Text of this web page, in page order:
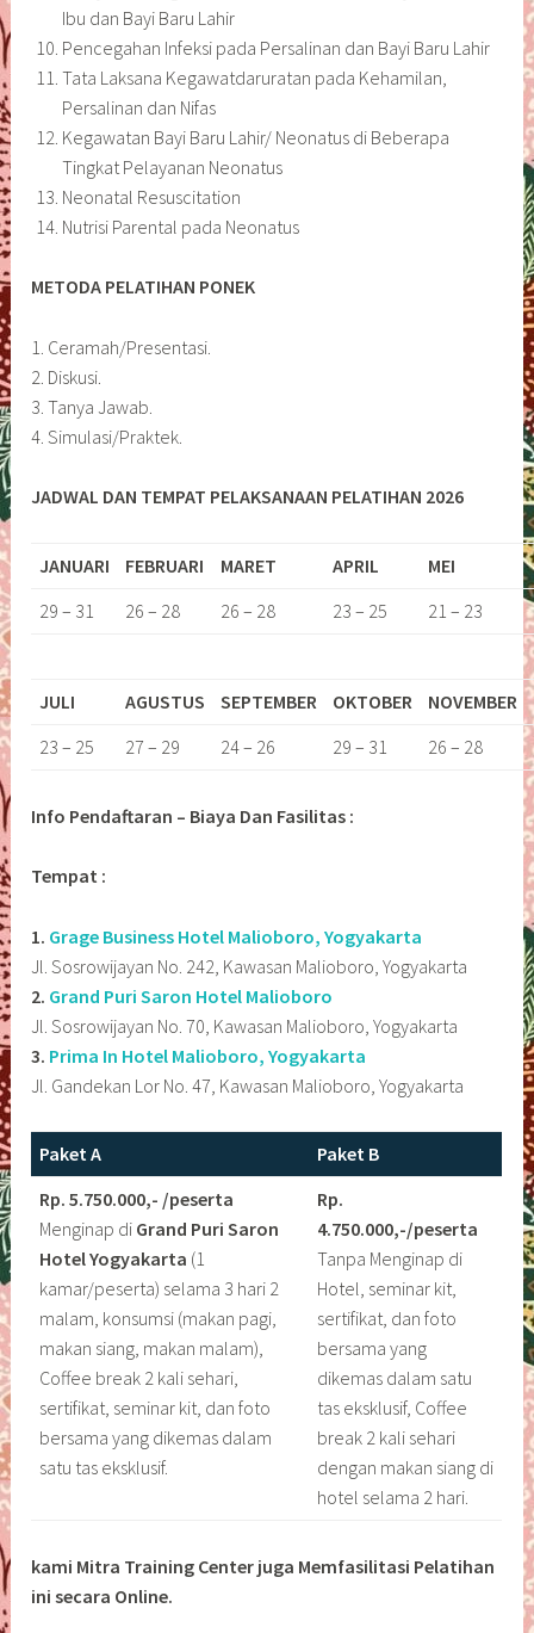
Ibu dan Bayi Baru Lahir
Pencegahan Infeksi pada Persalinan dan Bayi Baru Lahir
Tata Laksana Kegawatdaruratan pada Kehamilan,
Persalinan dan Nifas
Kegawatan Bayi Baru Lahir/ Neonatus di Beberapa
Tingkat Pelayanan Neonatus
Neonatal Resuscitation
Nutrisi Parental pada Neonatus
METODA PELATIHAN PONEK
1. Ceramah/Presentasi.
2. Diskusi.
3. Tanya Jawab.
4. Simulasi/Praktek.
JADWAL DAN TEMPAT PELAKSANAAN PELATIHAN 2026
JANUARI FEBRUARI MARET APRIL MEI
29 – 31
26 – 28 26 – 28 23 – 25 21 – 23
JULI AGUSTUS SEPTEMBER OKTOBER NOVEMBER
23 – 25
27 – 29 24 – 26 29 – 31 26 – 28
Info Pendaftaran – Biaya Dan Fasilitas :
Tempat :
1. Grage Business Hotel Malioboro, Yogyakarta
Jl. Sosrowijayan No. 242, Kawasan Malioboro, Yogyakarta
2. Grand Puri Saron Hotel Malioboro
Jl. Sosrowijayan No. 70, Kawasan Malioboro, Yogyakarta
3. Prima In Hotel Malioboro, Yogyakarta
Jl. Gandekan Lor No. 47, Kawasan Malioboro, Yogyakarta
Paket A
Paket B
Rp. 5.750.000,- /peserta
Menginap di Grand Puri Saron
Hotel Yogyakarta (1
kamar/peserta) selama 3 hari 2
malam, konsumsi (makan pagi,
makan siang, makan malam),
Coffee break 2 kali sehari,
sertifikat, seminar kit, dan foto
bersama yang dikemas dalam
satu tas eksklusif.
Rp.
4.750.000,-/peserta
Tanpa Menginap di
Hotel, seminar kit,
sertifikat, dan foto
bersama yang
dikemas dalam satu
tas eksklusif, Coffee
break 2 kali sehari
dengan makan siang di
hotel selama 2 hari.
kami Mitra Training Center juga Memfasilitasi Pelatihan
ini secara Online.